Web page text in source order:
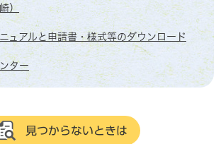
）
ュアルと申請書・様式等のダウンロード
ター
見つからないときは